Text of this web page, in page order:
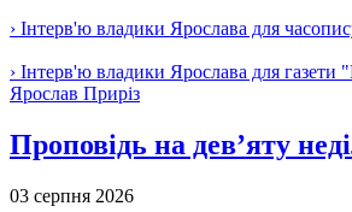
› Інтерв'ю владики Ярослава для
› Інтерв'ю владики Ярослава для газети
Ярослав Приріз
Проповідь на дев’яту
03 серпня 2026